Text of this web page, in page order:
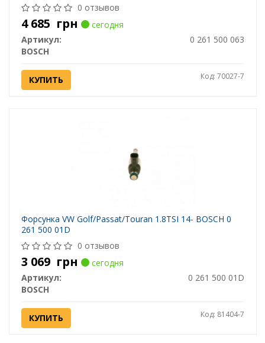
0 отзывов
4 685 грн
сегодня
Артикул:
0 261 500 063
BOSCH
КУПИТЬ Код: 70027-7
Форсунка VW Golf/Passat/Touran 1.8TSI 14- BOSCH 0
261 500 01D
0 отзывов
3 069 грн
сегодня
Артикул:
0 261 500 01D
BOSCH
КУПИТЬ Код: 81404-7